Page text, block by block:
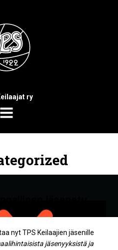
ry
MENU
nyt TPS Keilaajien jäsenille
jäsenyyksistä ja